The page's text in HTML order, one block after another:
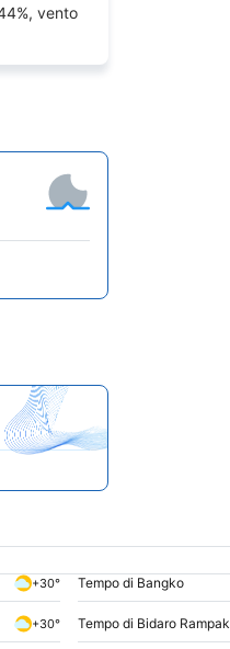
vento
+30° Tempo di Bangko
+30° Tempo di Bidaro Rampak